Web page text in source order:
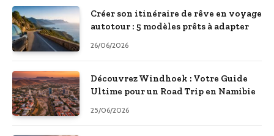
Créer son itinéraire de rêve en voyage
autotour : 5 modèles prêts à adapter
26/06/2026
Découvrez Windhoek : Votre Guide
Ultime pour un Road Trip en Namibie
25/06/2026